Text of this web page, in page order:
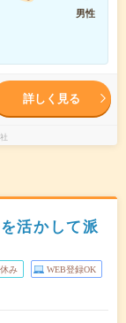
男性
詳しく見る
活かして派
み WEB登録OK